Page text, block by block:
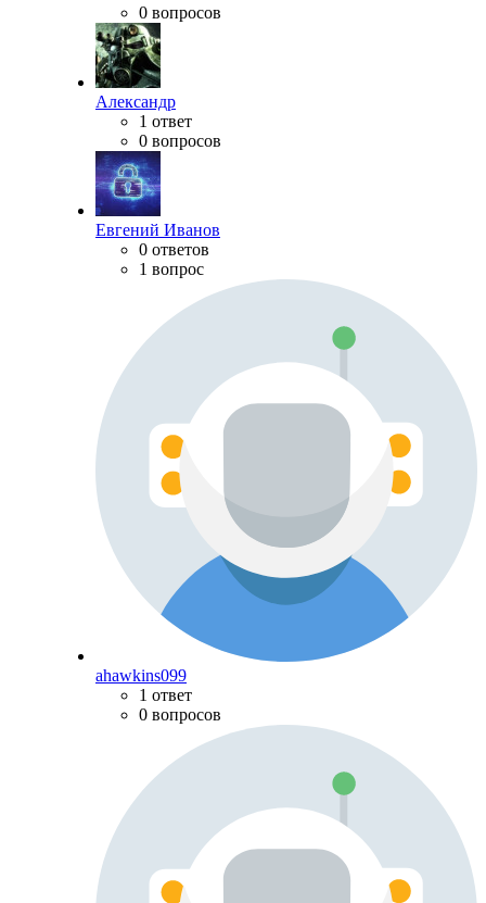
0 вопросов
Александр
1 ответ
0 вопросов
Евгений Иванов
0 ответов
1 вопрос
ahawkins099
1 ответ
0 вопросов